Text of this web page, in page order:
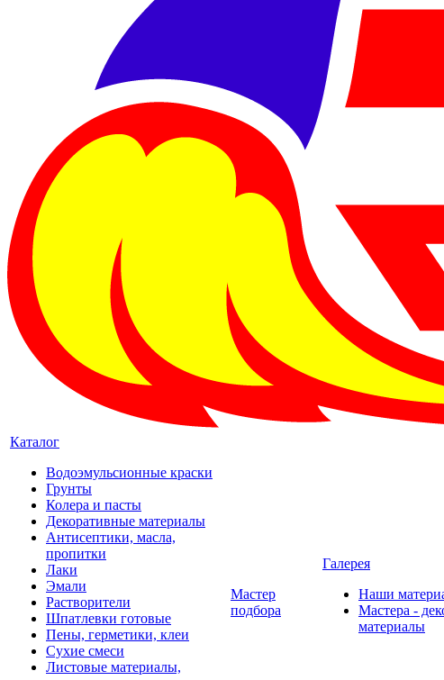
Каталог
Водоэмульсионные краски
Грунты
Колера и пасты
Декоративные материалы
Антисептики, масла,
пропитки
Лаки
Эмали
Растворители
Шпатлевки готовые
Пены, герметики, клеи
Сухие смеси
Листовые материалы,
Мастер
подбора
Галерея
Наши
Мастера -
материалы